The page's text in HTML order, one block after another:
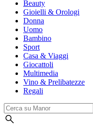
Beauty
Gioielli & Orologi
Donna
Uomo
Bambino
Sport
Casa & Viaggi
Giocattoli
Multimedia
Vino & Prelibatezze
Regali